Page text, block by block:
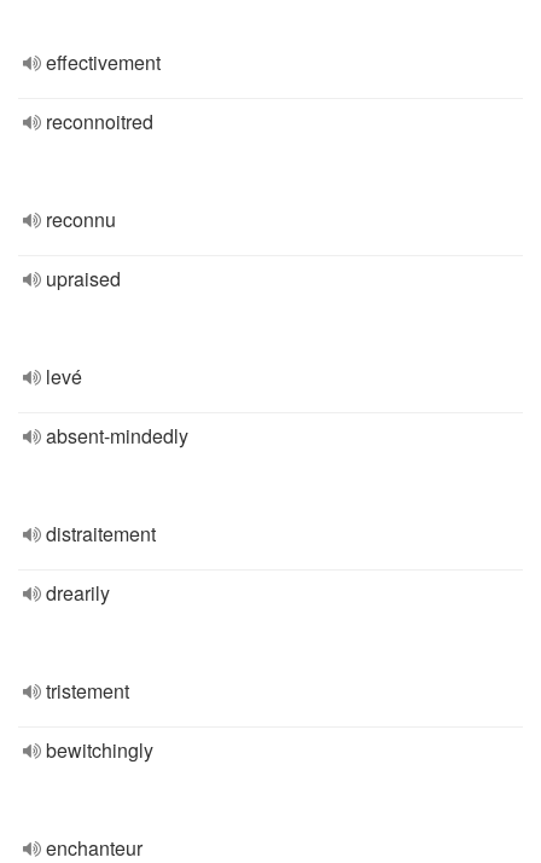
effectivement
reconnoitred
reconnu
upraised
levé
absent-mindedly
distraitement
drearily
tristement
bewitchingly
enchanteur